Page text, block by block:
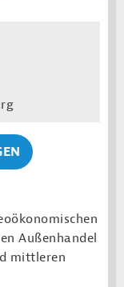
Außenhandel
mittleren